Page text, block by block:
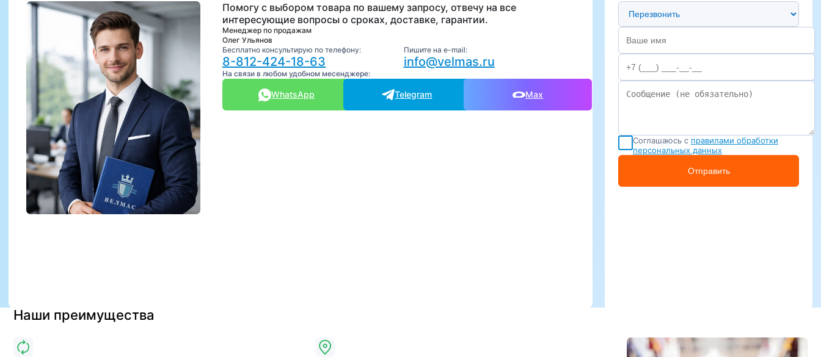
Помогу с выбором товара по вашему запросу, отвечу на все
интересующие вопросы о сроках, доставке, гарантии.
Менеджер по продажам
Олег Ульянов
Бесплатно консультирую по телефону:
8-812-424-18-63
Пишите на e-mail:
info@velmas.ru
На связи в любом удобном месенджере:
WhatsApp Telegram Max
Предпочтительный способ связи
Соглашаюсь с правилами обработки
персональных данных
Отправить
Наши преимущества